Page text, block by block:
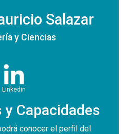
Salazar
y Ciencias
Linkedin
y Capacidades
conocer el perfil del